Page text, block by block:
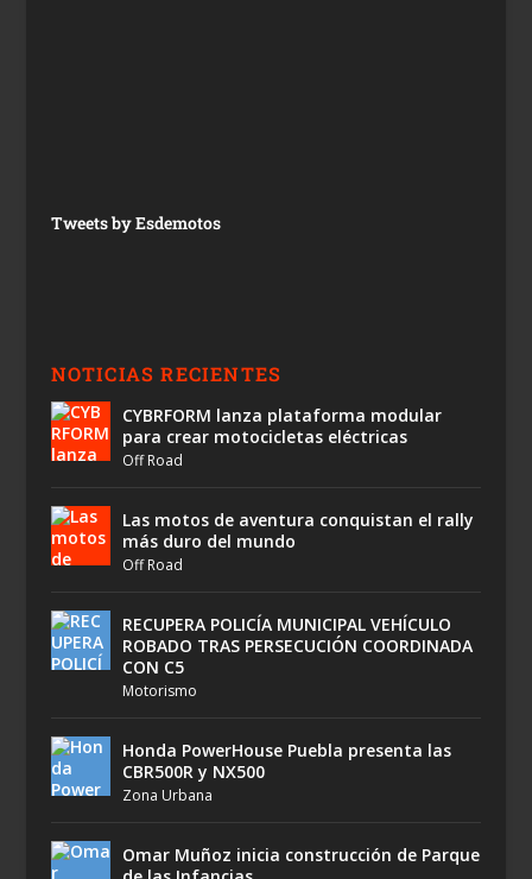
Tweets by Esdemotos
NOTICIAS RECIENTES
CYBRFORM lanza plataforma modular
para crear motocicletas eléctricas
Off Road
Las motos de aventura conquistan el rally
más duro del mundo
Off Road
RECUPERA POLICÍA MUNICIPAL VEHÍCULO
ROBADO TRAS PERSECUCIÓN COORDINADA
CON C5
Motorismo
Honda PowerHouse Puebla presenta las
CBR500R y NX500
Zona Urbana
Omar Muñoz inicia construcción de Parque